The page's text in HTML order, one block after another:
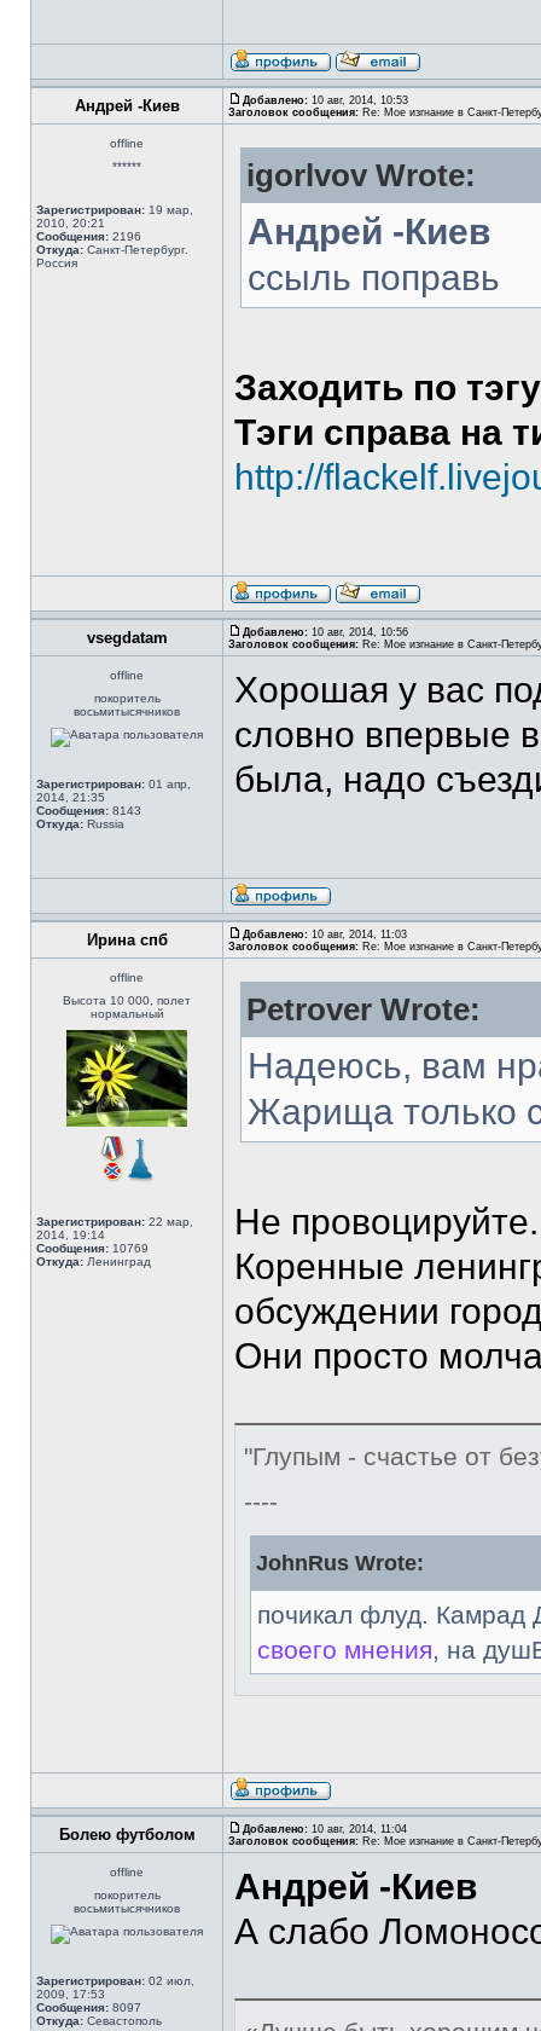
Андрей -Киев Добавлено: 10 авг, 2014, 10:53
Заголовок сообщения: Re: Мое изгнание в Санкт-
offline
******
Зарегистрирован: 19 мар,
2010, 20:21
Сообщения: 2196
Откуда: Санкт-Петербург.
Россия
igorlvov Wrote:
Андрей -Киев
ссыль поправь
Заходить по
Тэги справа на
http://
vsegdatam Добавлено: 10 авг, 2014, 10:56
Заголовок сообщения: Re: Мое изгнание в Санкт-
offline
покоритель
восьмитысячников
Зарегистрирован: 01 апр,
2014, 21:35
Сообщения: 8143
Откуда: Russia
Хорошая у вас
словно впервые
была, надо
Ирина спб Добавлено: 10 авг, 2014, 11:03
Заголовок сообщения: Re: Мое изгнание в Санкт-
offline
Высота 10 000, полет
нормальный
Зарегистрирован: 22 мар,
2014, 19:14
Сообщения: 10769
Откуда: Ленинград
Petrover Wrote:
Надеюсь, вам
Жарища только
Не провоцируйте.
Коренные
обсуждении
Они просто
"Глупым - счастье от
----
JohnRus Wrote:
почикал флуд. Камрад
своего мнения, на
Болею футболом Добавлено: 10 авг, 2014, 11:04
Заголовок сообщения: Re: Мое изгнание в Санкт-
offline
покоритель
восьмитысячников
Зарегистрирован: 02 июл,
2009, 17:53
Сообщения: 8097
Откуда: Севастополь
Андрей -Киев
А слабо